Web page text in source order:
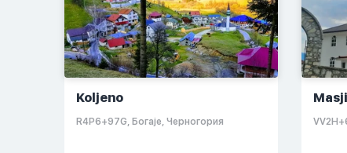
Koljeno
R4P6+97G, Богаје, Черногория